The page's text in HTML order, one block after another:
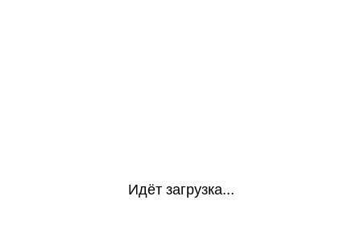
Идёт загрузка...